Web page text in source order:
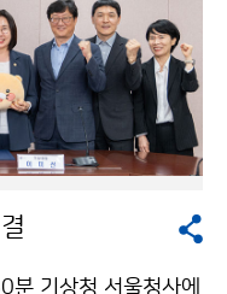
기상청 서울청사에